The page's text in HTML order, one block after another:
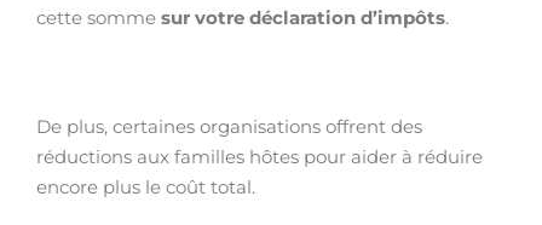
cette somme sur votre déclaration d’impôts.
De plus, certaines organisations offrent des
réductions aux familles hôtes pour aider à réduire
encore plus le coût total.